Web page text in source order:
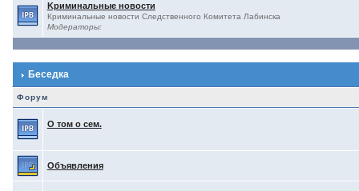
Kриминальные новости
Криминальные новости Следственного Комитета Лабинска
Модераторы:
Беседка
Форум
О том о сем.
Объявления